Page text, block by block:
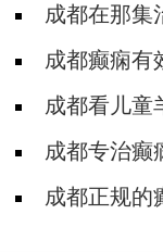
成都在那集
吗?成都癫痫有
成都看儿童
怎么治疗?
成都专治癫
成都正规的